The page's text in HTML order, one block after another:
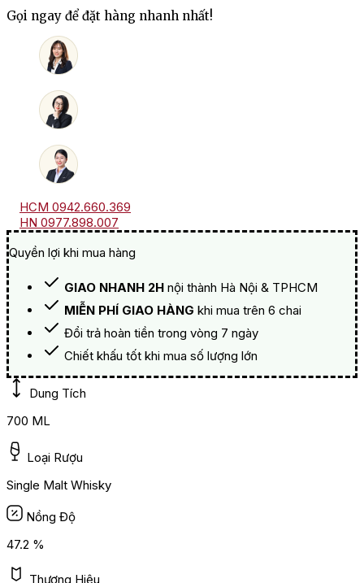
Years
-
Scotch
Gọi ngay để đặt hàng nhanh nhất!
HCM 0942.660.369
HN 0977.898.007
Quyền lợi khi mua hàng
GIAO NHANH 2H nội thành Hà Nội & TPHCM
MIỄN PHÍ GIAO HÀNG khi mua trên 6 chai
Đổi trả hoàn tiền trong vòng 7 ngày
Chiết khấu tốt khi mua số lượng lớn
Dung Tích
700 ML
Loại Rượu
Single Malt Whisky
Nồng Độ
47.2 %
Thương Hiệu